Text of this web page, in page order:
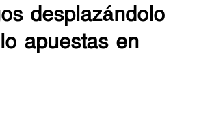
desplazándolo
apuestas en